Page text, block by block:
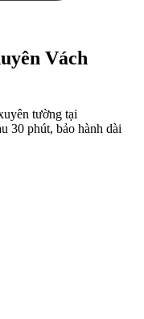
Vách
tường tại
30 phút, bảo hành dài